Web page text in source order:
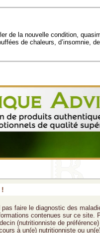
de la nouvelle condition,
de chaleurs, d’insomnie,
!
faire le diagnostic des
contenues sur ce site.
(nutritionniste de
à un(e) nutritionniste ou